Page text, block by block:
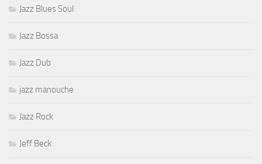
Jazz Blues Soul
Jazz Bossa
Jazz Dub
jazz manouche
Jazz Rock
Jeff Beck